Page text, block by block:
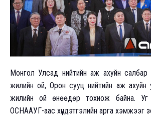
Монгол Улсад нийтийн аж ахуйн салбар
жилийн ой, Орон сууц нийтийн аж ахуйн
жилийн ой өнөөдөр тохиож байна. Уг
ОСНААУГ-аас хүндэтгэлийн арга хэмжээг